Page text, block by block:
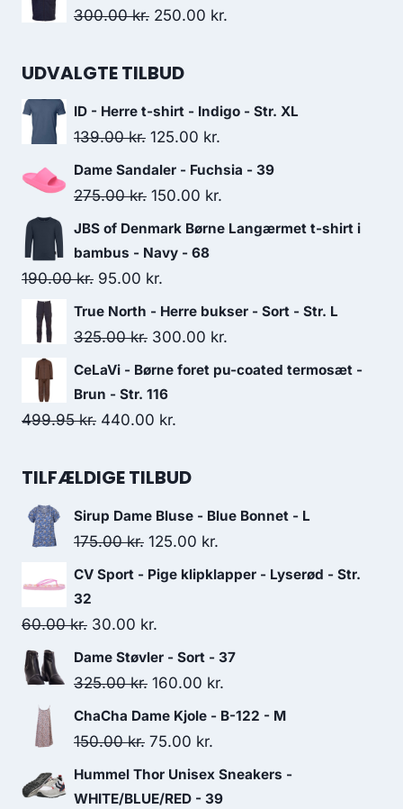
was:
300.00kr. Original
was:
250.00 kr.
UDVALGTE TILBUD
ID - Herre t-shirt - Indigo - Str. XL
139.00kr. Original
price
was:
125.00 kr.
price
Dame Sandaler - Fuchsia - 39
275.00kr. Original
price
was:
275.00 kr..
150.00 kr.
price
JBS of Denmark Børne Langærmet t-shirt i
bambus - Navy - 68
190.00kr. Original
price
was:
95.00 kr.
price
is:
True North - Herre bukser - Sort - Str. L
325.00kr. Original
price
was:
325.00 kr..
300.00 kr.
price
CeLaVi - Børne foret pu-coated termosæt -
Brun - Str. 116
499.95kr. Original
was:
440.00 kr.
is:
TILFÆLDIGE TILBUD
Sirup Dame Bluse - Blue Bonnet - L
175.00kr. Original
price
175.00 kr..
125.00 kr.
price
CV Sport - Pige klipklapper - Lyserød - Str.
32
60.00kr. Original
price
was:
30.00 kr.
price
is:
Dame Støvler - Sort - 37
325.00kr. Original
price
was:
160.00 kr.
price
ChaCha Dame Kjole - B-122 - M
150.00kr. Original
price
was:
75.00 kr.
price
is:
Hummel Thor Unisex Sneakers -
WHITE/BLUE/RED - 39